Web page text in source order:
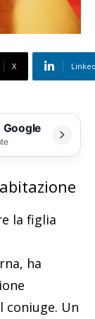
X
la figlia
ha
coniuge. Un